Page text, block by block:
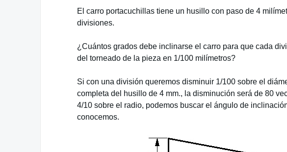
El carro portacuchillas tiene un husillo con paso de 4
divisiones.
¿Cuántos grados debe inclinarse el carro para que cada
del torneado de la pieza en 1/100 milímetros?
Si con una división queremos disminuir 1/100 sobre el
completa del husillo de 4 mm., la disminución será de 80
4/10 sobre el radio, podemos buscar el ángulo de
conocemos.